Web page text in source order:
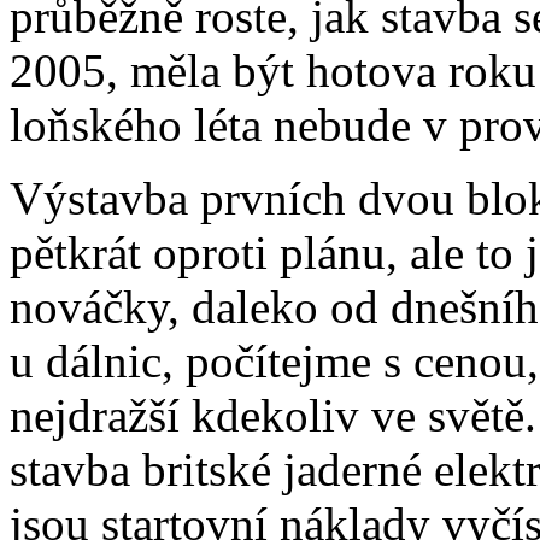
průběžně roste, jak stavba
2005, měla být hotova
loňského léta nebude v
Výstavba prvních dvou
pětkrát oproti plánu, ale to
nováčky, daleko od
u dálnic, počítejme s
nejdražší kdekoliv ve
stavba britské jaderné
jsou startovní náklady